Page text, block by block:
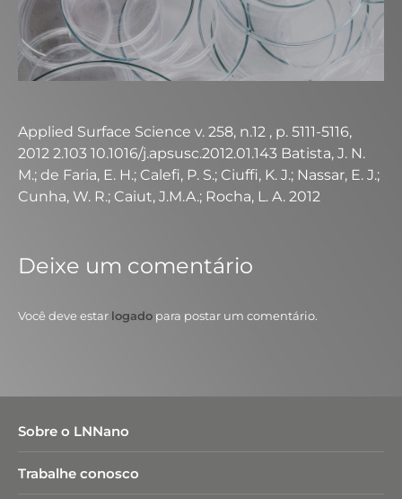
Applied Surface Science v. 258, n.12 , p. 5111-5116,
2012 2.103 10.1016/j.apsusc.2012.01.143 Batista, J. N.
M.; de Faria, E. H.; Calefi, P. S.; Ciuffi, K. J.; Nassar, E. J.;
Cunha, W. R.; Caiut, J.M.A.; Rocha, L. A. 2012
Deixe um comentário
Você deve estar logado para postar um comentário.
Sobre o LNNano
Trabalhe conosco